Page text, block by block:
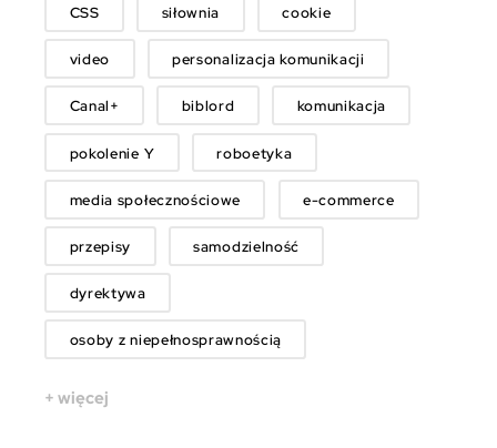
CSS siłownia cookie
video personalizacja komunikacji
Canal+ biblord komunikacja
pokolenie Y roboetyka
media społecznościowe e-commerce
przepisy samodzielność
dyrektywa
osoby z niepełnosprawnością
+ więcej